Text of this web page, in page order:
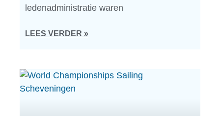
ledenadministratie waren
LEES VERDER »